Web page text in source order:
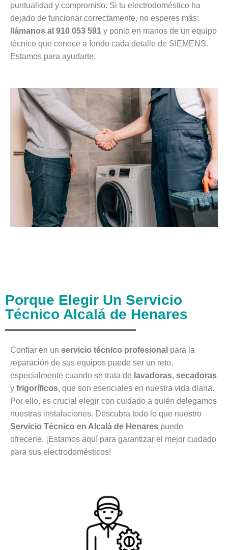
puntualidad y compromiso. Si tu electrodoméstico ha
dejado de funcionar correctamente, no esperes más:
llámanos al 910 053 591 y ponlo en manos de un equipo
técnico que conoce a fondo cada detalle de SIEMENS.
Estamos para ayudarte.
Porque Elegir Un Servicio
Técnico Alcalá de Henares
Confiar en un servicio técnico profesional para la
reparación de sus equipos puede ser un reto,
especialmente cuando se trata de lavadoras, secadoras
y frigoríficos, que son esenciales en nuestra vida diaria.
Por ello, es crucial elegir con cuidado a quién delegamos
nuestras instalaciones. Descubra todo lo que nuestro
Servicio Técnico en Alcalá de Henares puede
ofrecerle. ¡Estamos aquí para garantizar el mejor cuidado
para sus electrodomésticos!